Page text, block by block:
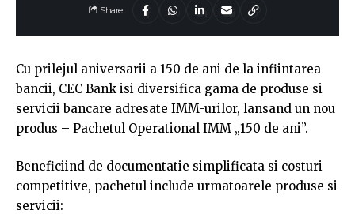
Share
Cu prilejul aniversarii a 150 de ani de la infiintarea
bancii, CEC Bank isi diversifica gama de produse si
servicii bancare adresate IMM-urilor, lansand un nou
produs – Pachetul Operational IMM „150 de ani”.
Beneficiind de documentatie simplificata si costuri
competitive, pachetul include urmatoarele produse si
servicii: